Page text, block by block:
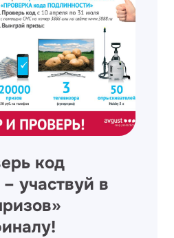
код
участвуй в